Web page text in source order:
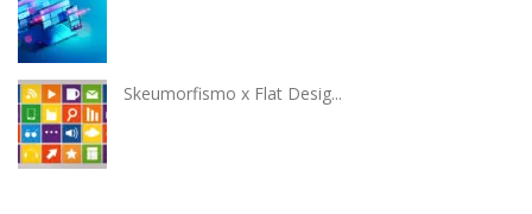
Skeumorfismo x Flat Desig...